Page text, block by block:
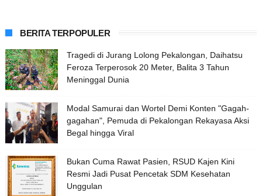
BERITA TERPOPULER
Tragedi di Jurang Lolong Pekalongan, Daihatsu
Feroza Terperosok 20 Meter, Balita 3 Tahun
Meninggal Dunia
Modal Samurai dan Wortel Demi Konten "Gagah-
gagahan", Pemuda di Pekalongan Rekayasa Aksi
Begal hingga Viral
Bukan Cuma Rawat Pasien, RSUD Kajen Kini
Resmi Jadi Pusat Pencetak SDM Kesehatan
Unggulan